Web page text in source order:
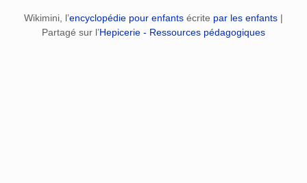
Wikimini, l’encyclopédie pour enfants écrite par les enfants |
Partagé sur l’Hepicerie - Ressources pédagogiques